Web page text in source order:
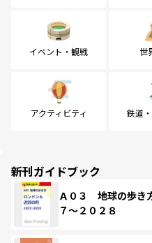
イベント・観戦 世
アクティビティ 鉄道
新刊ガイドブック
Ａ０３ 地球の歩き
７～２０２８